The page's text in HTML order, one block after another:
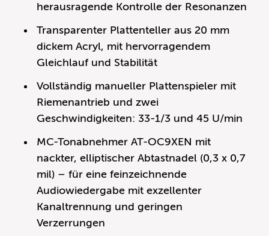
herausragende Kontrolle der Resonanzen
Transparenter Plattenteller aus 20 mm
dickem Acryl, mit hervorragendem
Gleichlauf und Stabilität
Vollständig manueller Plattenspieler mit
Riemenantrieb und zwei
Geschwindigkeiten: 33-1/3 und 45 U/min
MC-Tonabnehmer AT-OC9XEN mit
nackter, elliptischer Abtastnadel (0,3 x 0,7
mil) – für eine feinzeichnende
Audiowiedergabe mit exzellenter
Kanaltrennung und geringen
Verzerrungen